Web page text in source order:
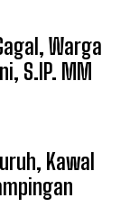
Warga
S.IP. MM
Kawal